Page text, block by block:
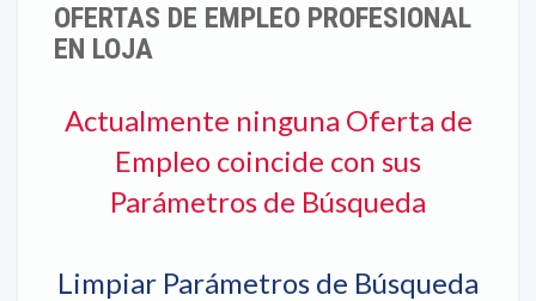
OFERTAS DE EMPLEO PROFESIONAL
EN LOJA
Actualmente ninguna Oferta de
Empleo coincide con sus
Parámetros de Búsqueda
Limpiar Parámetros de Búsqueda